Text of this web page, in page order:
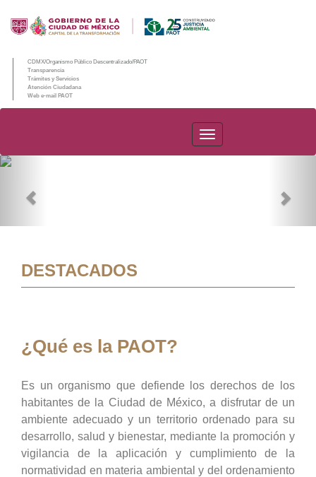
CDMX/Organismo Público Descentralizado/PAOT
Transparencia
Trámites y Servicios
Atención Ciudadana
Web e-mail PAOT
PAOT
DESTACADOS
¿Qué es la PAOT?
Es un organismo que defiende los derechos de los
habitantes de la Ciudad de México, a disfrutar de un
ambiente adecuado y un territorio ordenado para su
desarrollo, salud y bienestar, mediante la promoción y
vigilancia de la aplicación y cumplimiento de la
normatividad en materia ambiental y del ordenamiento